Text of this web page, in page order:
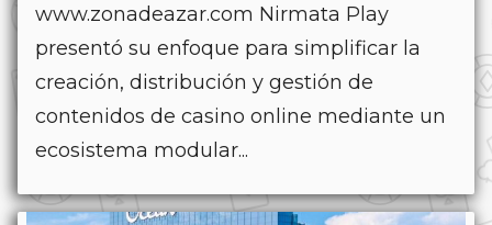
www.zonadeazar.com Nirmata Play
presentó su enfoque para simplificar la
creación, distribución y gestión de
contenidos de casino online mediante un
ecosistema modular...